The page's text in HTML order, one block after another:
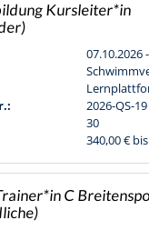
Kursleiter*in
07.10.2026
2026-QS-19
30
340,00 €
C